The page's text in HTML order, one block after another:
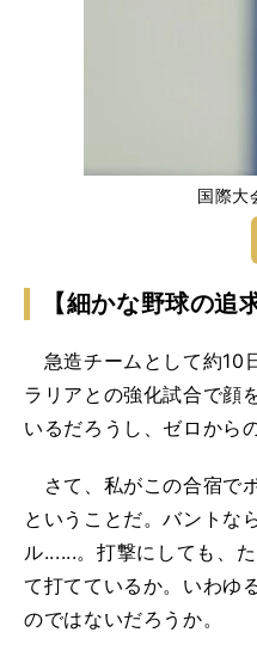
国際大
【細かな野球の追
急造チームとして約10
ラリアとの強化試合で顔
いるだろうし、ゼロから
さて、私がこの合宿で
ということだ。バントな
ル......。打撃にしても、
て打てているか。いわゆ
のではないだろうか。